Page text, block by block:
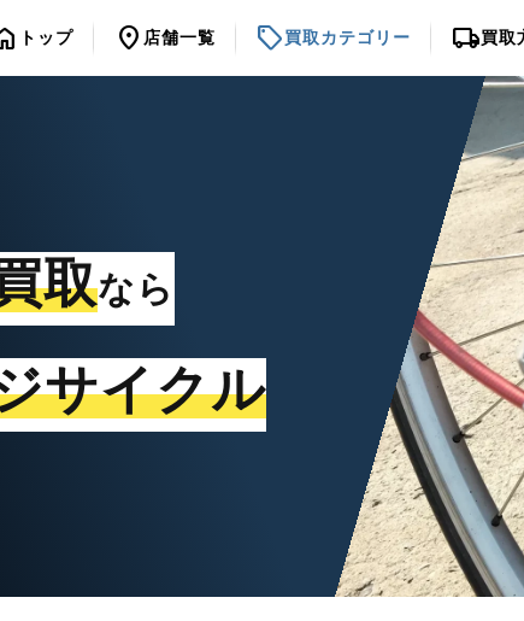
トップ location_on 店舗一覧 sell買取カテゴリー local_shipping買取
取なら
サイクル